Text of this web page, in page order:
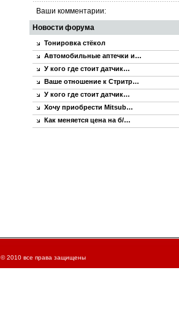
Ваши комментарии:
Новости форума
Тонировка стёкол
Автомобильные аптечки и…
У кого где стоит датчик…
Ваше отношение к Стритр…
У кого где стоит датчик…
Хочу приобрести Mitsub…
Как меняется цена на б/…
© 2010 все права защищены